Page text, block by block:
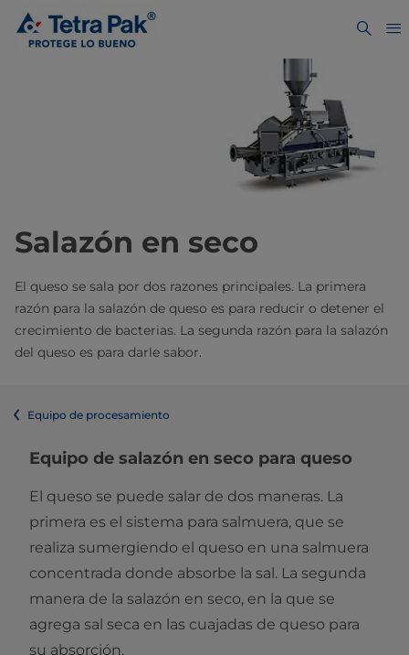
Salazón en seco
El queso se sala por dos razones principales. La primera
razón para la salazón de queso es para reducir o detener el
crecimiento de bacterias. La segunda razón para la salazón
del queso es para darle sabor.
Equipo de procesamiento
Equipo de salazón en seco para queso
El queso se puede salar de dos maneras. La
primera es el sistema para salmuera, que se
realiza sumergiendo el queso en una salmuera
concentrada donde absorbe la sal. La segunda
manera de la salazón en seco, en la que se
agrega sal seca en las cuajadas de queso para
su absorción.